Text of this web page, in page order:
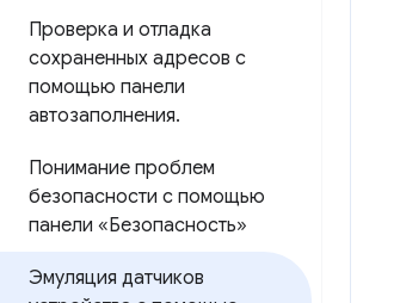
Проверка и отладка
сохраненных адресов с
помощью панели
автозаполнения.
Понимание проблем
безопасности с помощью
панели «Безопасность»
Эмуляция датчиков